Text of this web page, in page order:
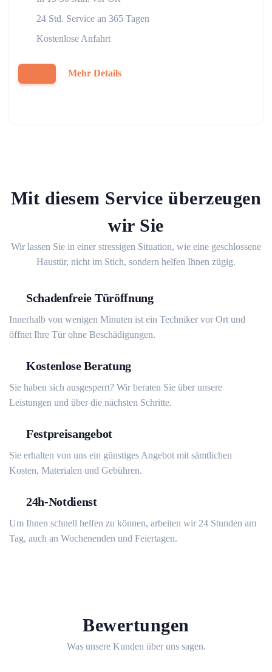
24 Std. Service an 365 Tagen
Kostenlose Anfahrt
Mehr Details
Mit diesem Service überzeugen
wir Sie
Wir lassen Sie in einer stressigen Situation, wie eine geschlossene
Haustür, nicht im Stich, sondern helfen Ihnen zügig.
Schadenfreie Türöffnung
Innerhalb von wenigen Minuten ist ein Techniker vor Ort und
öffnet Ihre Tür ohne Beschädigungen.
Kostenlose Beratung
Sie haben sich ausgesperrt? Wir beraten Sie über unsere
Leistungen und über die nächsten Schritte.
Festpreisangebot
Sie erhalten von uns ein günstiges Angebot mit sämtlichen
Kosten, Materialen und Gebühren.
24h-Notdienst
Um Ihnen schnell helfen zu können, arbeiten wir 24 Stunden am
Tag, auch an Wochenenden und Feiertagen.
Bewertungen
Was unsere Kunden über uns sagen.